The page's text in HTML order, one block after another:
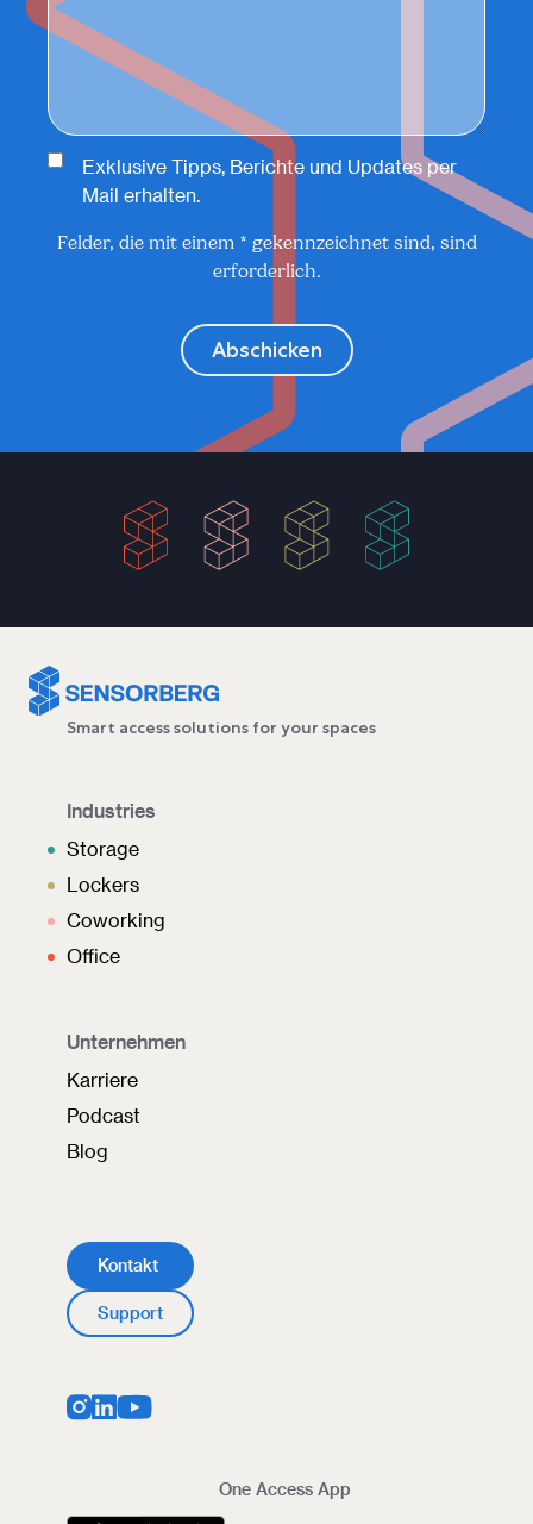
Exklusive Tipps, Berichte und Updates per
Mail erhalten.
Felder, die mit einem * gekennzeichnet sind, sind
erforderlich.
Smart access solutions for your spaces
Industries
Storage
Lockers
Coworking
Office
Unternehmen
Karriere
Podcast
Blog
Kontakt
Support
One Access App